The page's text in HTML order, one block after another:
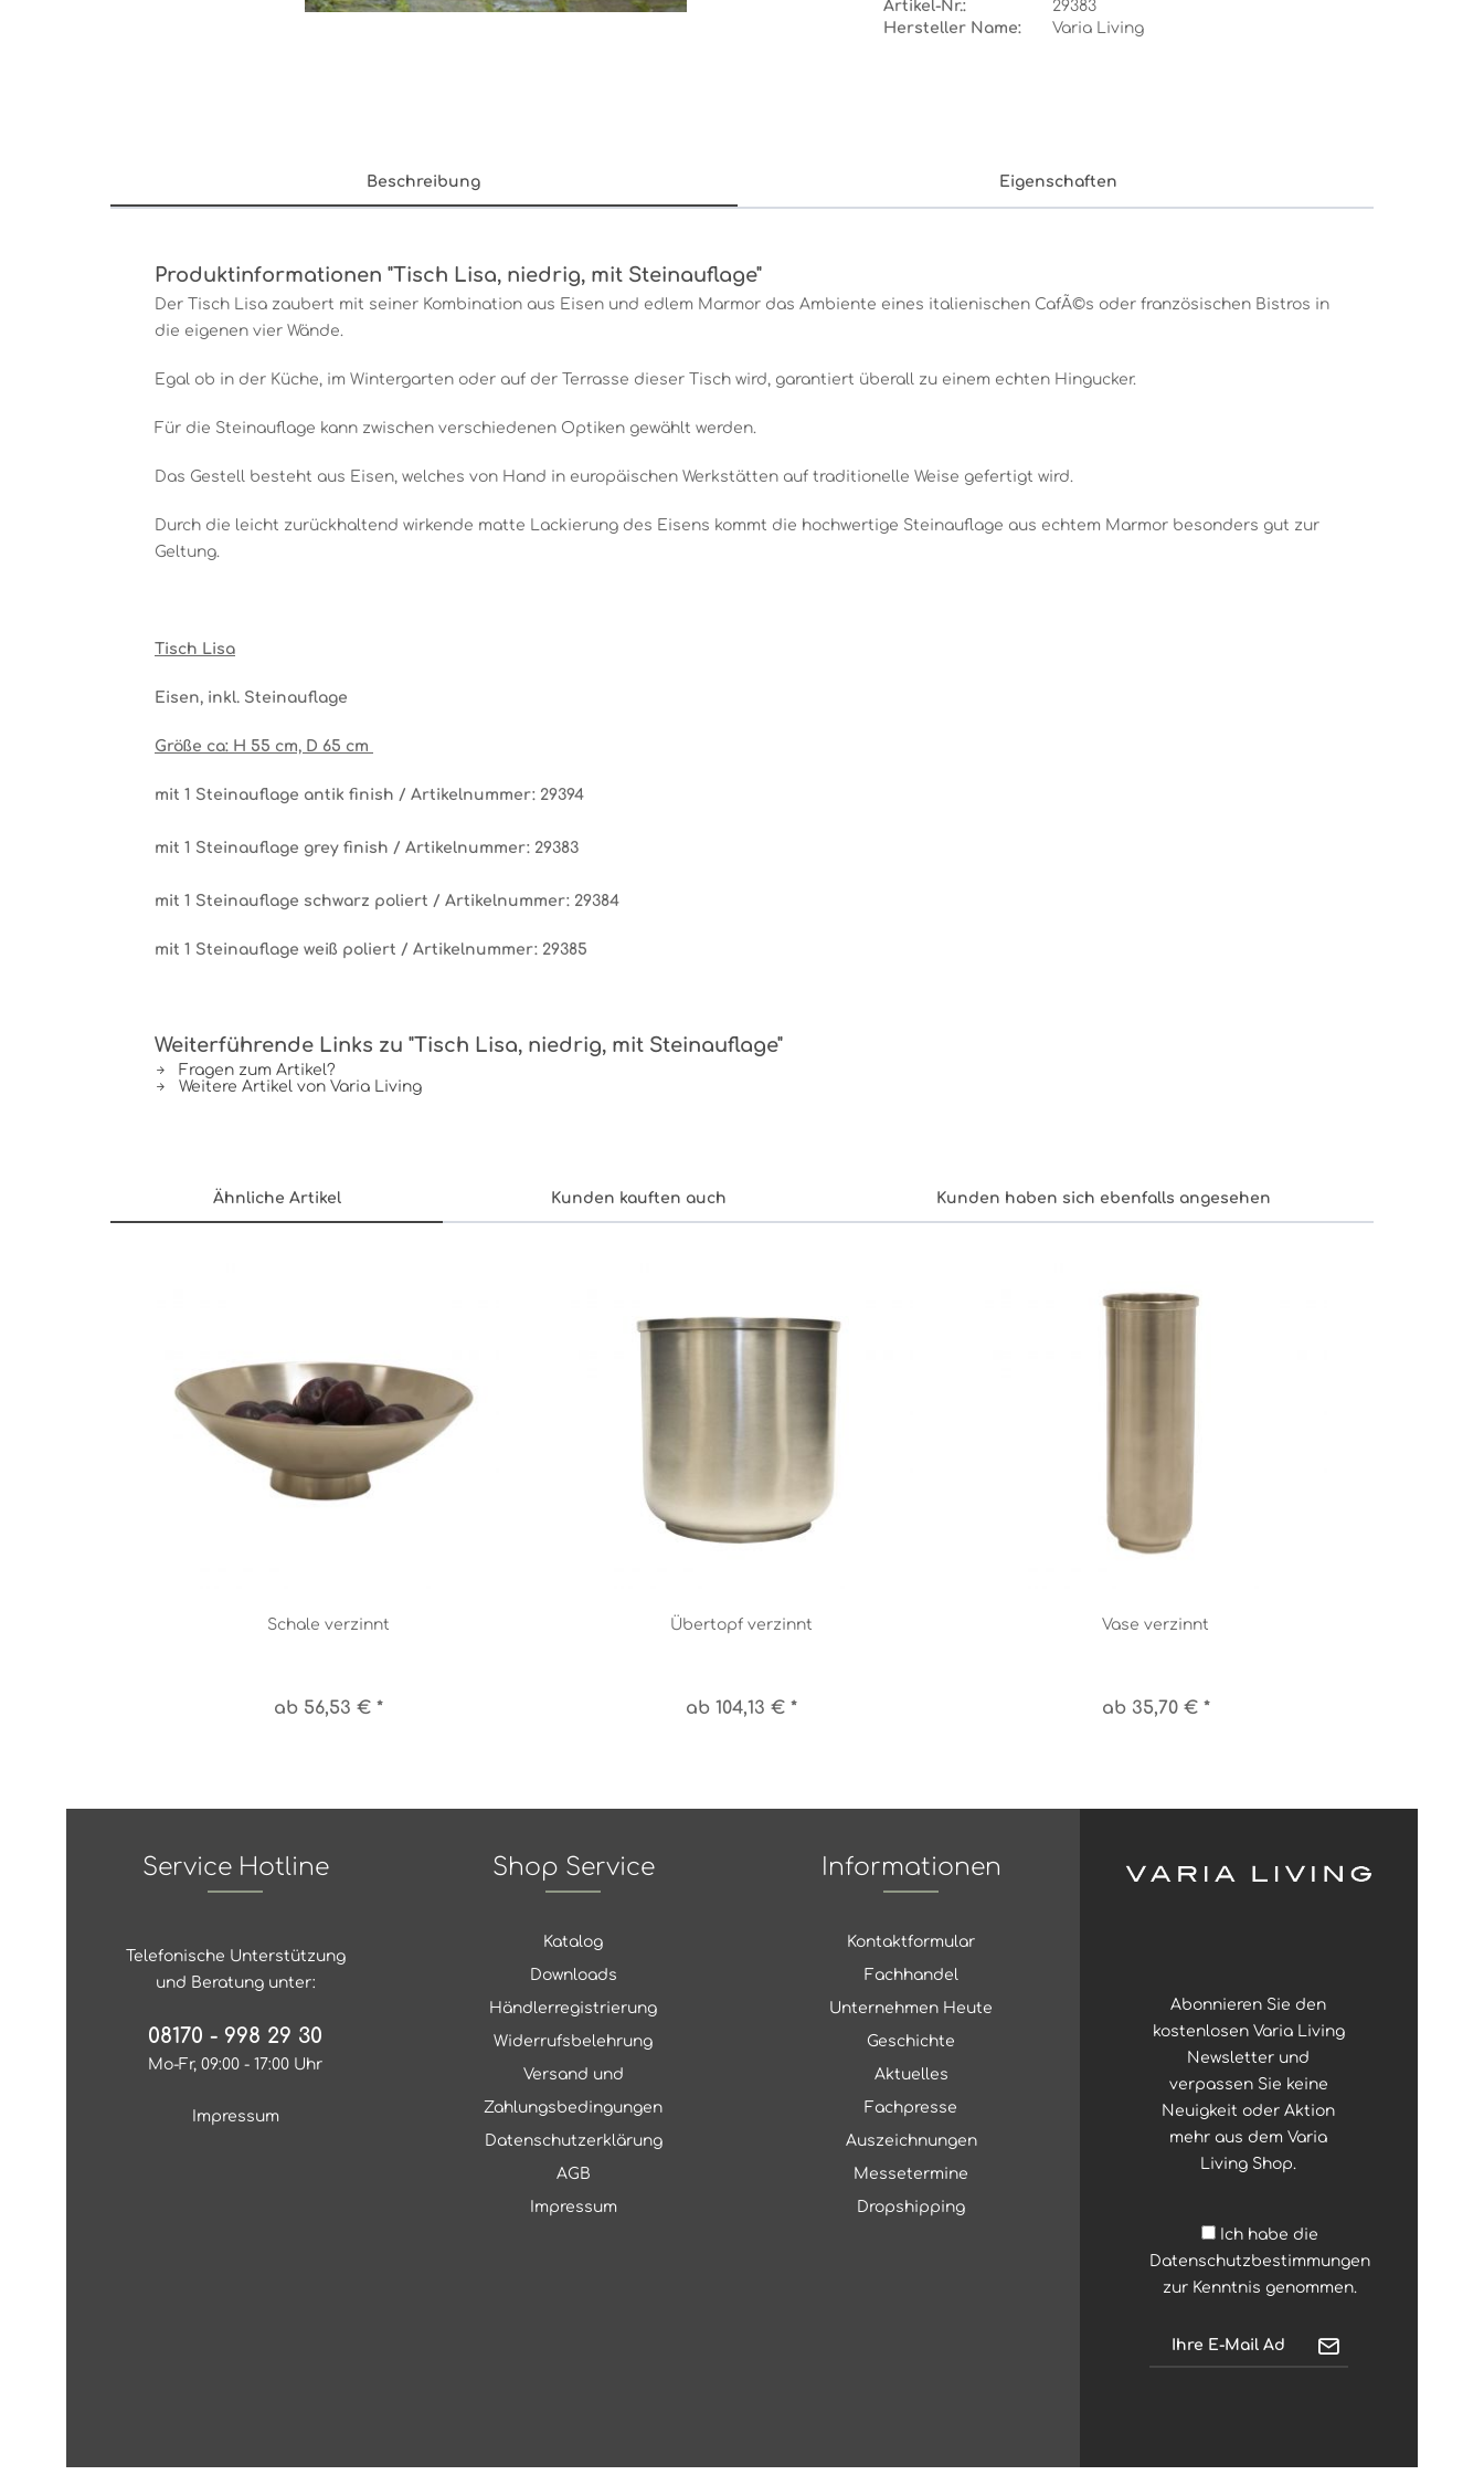
Artikel-Nr.:
29383
Hersteller Name:
Varia Living
Beschreibung Eigenschaften
Produktinformationen "Tisch Lisa, niedrig, mit Steinauflage"
Der Tisch Lisa zaubert mit seiner Kombination aus Eisen und edlem Marmor das Ambiente eines italienischen CafÃ©s oder französischen Bistros in
die eigenen vier Wände.
Egal ob in der Küche, im Wintergarten oder auf der Terrasse dieser Tisch wird, garantiert überall zu einem echten Hingucker.
Für die Steinauflage kann zwischen verschiedenen Optiken gewählt werden.
Das Gestell besteht aus Eisen, welches von Hand in europäischen Werkstätten auf traditionelle Weise gefertigt wird.
Durch die leicht zurückhaltend wirkende matte Lackierung des Eisens kommt die hochwertige Steinauflage aus echtem Marmor besonders gut zur
Geltung.
Tisch Lisa
Eisen, inkl. Steinauflage
Größe ca: H 55 cm, D 65 cm
mit 1 Steinauflage antik finish / Artikelnummer: 29394
mit 1 Steinauflage grey finish / Artikelnummer: 29383
mit 1 Steinauflage schwarz poliert / Artikelnummer: 29384
mit 1 Steinauflage weiß poliert / Artikelnummer: 29385
Weiterführende Links zu "Tisch Lisa, niedrig, mit Steinauflage"
Fragen zum Artikel?
Weitere Artikel von Varia Living
Ähnliche Artikel Kunden kauften auch Kunden haben sich ebenfalls angesehen
Schale verzinnt
ab 56,53 € *
Übertopf verzinnt
ab 104,13 € *
Vase verzinnt
ab 35,70 € *
Service Hotline
Telefonische Unterstützung
und Beratung unter:
08170 - 998 29 30
Mo-Fr, 09:00 - 17:00 Uhr
Impressum
Shop Service
Katalog
Downloads
Händlerregistrierung
Widerrufsbelehrung
Versand und
Zahlungsbedingungen
Datenschutzerklärung
AGB
Impressum
Informationen
Kontaktformular
Fachhandel
Unternehmen Heute
Geschichte
Aktuelles
Fachpresse
Auszeichnungen
Messetermine
Dropshipping
Abonnieren Sie den
kostenlosen Varia Living
Newsletter und
verpassen Sie keine
Neuigkeit oder Aktion
mehr aus dem Varia
Living Shop.
Ich habe die
Datenschutzbestimmungen
zur Kenntnis genommen.